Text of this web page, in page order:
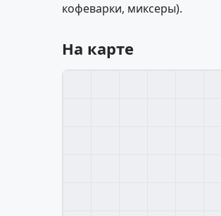
кофеварки, миксеры).
На карте